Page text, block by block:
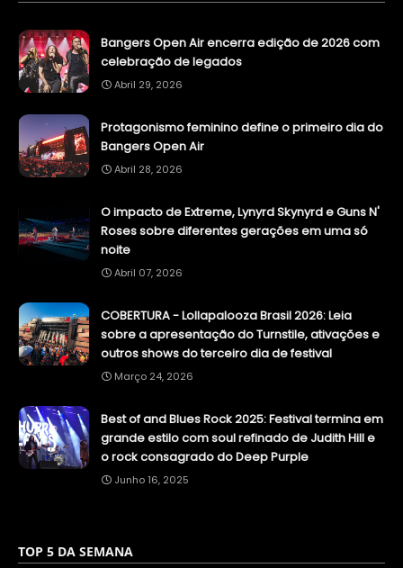
Bangers Open Air encerra edição de 2026 com
celebração de legados
Abril 29, 2026
Protagonismo feminino define o primeiro dia do
Bangers Open Air
Abril 28, 2026
O impacto de Extreme, Lynyrd Skynyrd e Guns N'
Roses sobre diferentes gerações em uma só
noite
Abril 07, 2026
COBERTURA - Lollapalooza Brasil 2026: Leia
sobre a apresentação do Turnstile, ativações e
outros shows do terceiro dia de festival
Março 24, 2026
Best of and Blues Rock 2025: Festival termina em
grande estilo com soul refinado de Judith Hill e
o rock consagrado do Deep Purple
Junho 16, 2025
TOP 5 DA SEMANA